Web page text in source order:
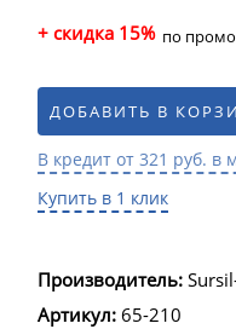
+ скидка 15% по
ДОБАВИТЬ В
В кредит от 321 руб. в
Купить в 1 клик
Производитель:
Артикул: 65-210